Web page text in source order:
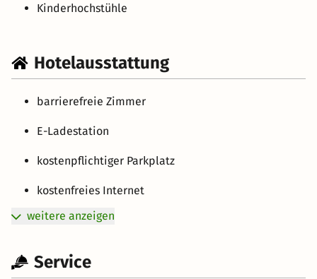
Kinderhochstühle
Hotelausstattung
barrierefreie Zimmer
E-Ladestation
kostenpflichtiger Parkplatz
kostenfreies Internet
weitere anzeigen
Service